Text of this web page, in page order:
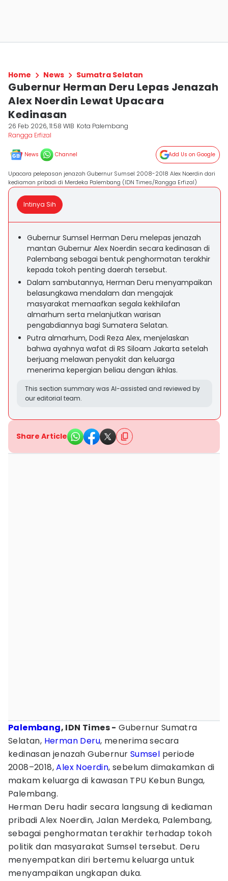
Home News Sumatra Selatan
Gubernur Herman Deru Lepas Jenazah
Alex Noerdin Lewat Upacara
Kedinasan
26 Feb 2026, 11:58 WIB Kota Palembang
Rangga Erfizal
News Channel Add Us on Google
Upacara pelepasan jenazah Gubernur Sumsel 2008-2018 Alex Noerdin dari
kediaman pribadi di Merdeka Palembang (IDN Times/Rangga Erfizal)
Intinya Sih
Gubernur Sumsel Herman Deru melepas jenazah
mantan Gubernur Alex Noerdin secara kedinasan di
Palembang sebagai bentuk penghormatan terakhir
kepada tokoh penting daerah tersebut.
Dalam sambutannya, Herman Deru menyampaikan
belasungkawa mendalam dan mengajak
masyarakat memaafkan segala kekhilafan
almarhum serta melanjutkan warisan
pengabdiannya bagi Sumatera Selatan.
Putra almarhum, Dodi Reza Alex, menjelaskan
bahwa ayahnya wafat di RS Siloam Jakarta setelah
berjuang melawan penyakit dan keluarga
menerima kepergian beliau dengan ikhlas.
This section summary was AI-assisted and reviewed by
our editorial team.
Share Article
Palembang, IDN Times - Gubernur Sumatra
Selatan, Herman Deru, menerima secara
kedinasan jenazah Gubernur Sumsel periode
2008–2018,Alex Noerdin, sebelum dimakamkan di
makam keluarga di kawasan TPU Kebun Bunga,
Palembang.
Herman Deru hadir secara langsung di kediaman
pribadi Alex Noerdin, Jalan Merdeka, Palembang,
sebagai penghormatan terakhir terhadap tokoh
politik dan masyarakat Sumsel tersebut. Deru
menyempatkan diri bertemu keluarga untuk
menyampaikan ungkapan duka.